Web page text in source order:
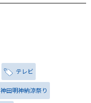
テレビ
神田明神納涼祭り